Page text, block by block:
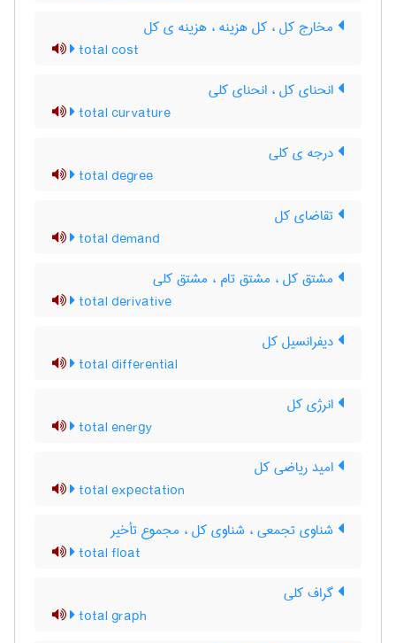
مخارج کل ، کل هزینه ، هزینه ی کل
total cost
انحنای کل ، انحنای کلی
total curvature
درجه ی کلی
total degree
تقاضای کل
total demand
مشتق کل ، مشتق تام ، مشتق کلی
total derivative
دیفرانسیل کل
total differential
انرژی کل
total energy
امید ریاضی کل
total expectation
شناوی تجمعی ، شناوی کل ، مجموع تأخیر
total float
گراف کلی
total graph